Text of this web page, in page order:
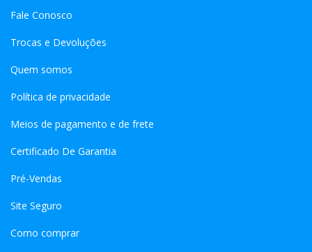
Fale Conosco
Trocas e Devoluções
Quem somos
Política de privacidade
Meios de pagamento e de frete
Certificado De Garantia
Pré-Vendas
Site Seguro
Como comprar